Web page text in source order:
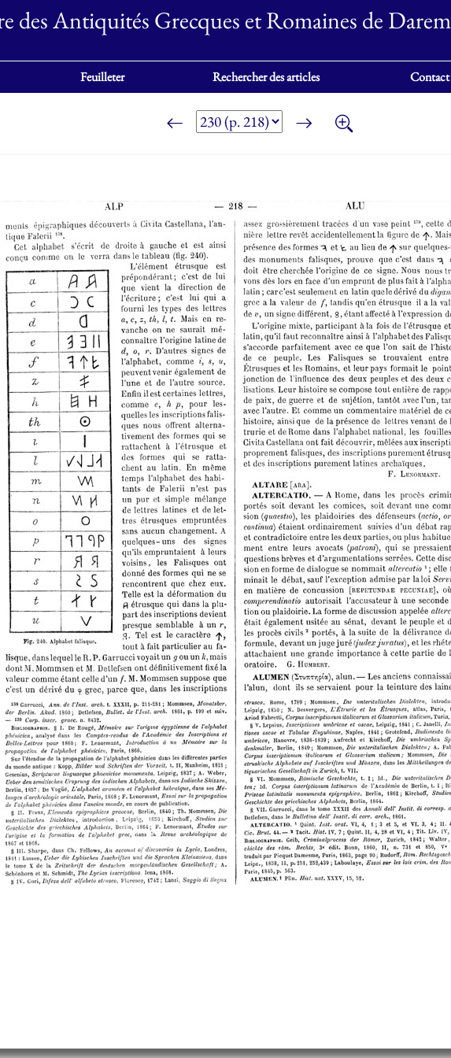
des Antiquités Grecques et Romaines de
Feuilleter Rechercher des articles Contact